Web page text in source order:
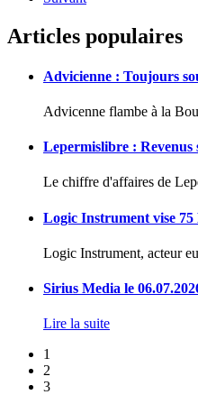
Articles populaires
Advicienne : Toujours
Advicenne flambe à la
Lepermislibre : Revenus
Le chiffre d'affaires de
Logic Instrument vise
Logic Instrument, acteur
Sirius Media le
Lire la suite
1
2
3